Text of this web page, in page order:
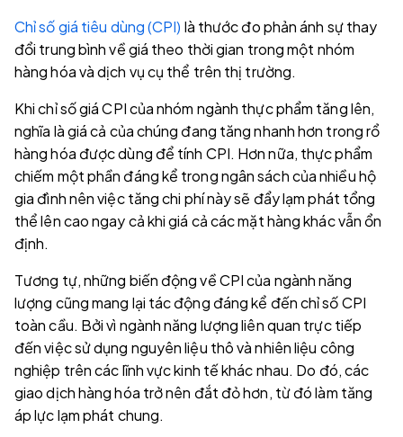
Chỉ số giá tiêu dùng (CPI) là thước đo phản ánh sự thay
đổi trung bình về giá theo thời gian trong một nhóm
hàng hóa và dịch vụ cụ thể trên thị trường.
Khi chỉ số giá CPI của nhóm ngành thực phẩm tăng lên,
nghĩa là giá cả của chúng đang tăng nhanh hơn trong rổ
hàng hóa được dùng để tính CPI. Hơn nữa, thực phẩm
chiếm một phần đáng kể trong ngân sách của nhiều hộ
gia đình nên việc tăng chi phí này sẽ đẩy lạm phát tổng
thể lên cao ngay cả khi giá cả các mặt hàng khác vẫn ổn
định.
Tương tự, những biến động về CPI của ngành năng
lượng cũng mang lại tác động đáng kể đến chỉ số CPI
toàn cầu. Bởi vì ngành năng lượng liên quan trực tiếp
đến việc sử dụng nguyên liệu thô và nhiên liệu công
nghiệp trên các lĩnh vực kinh tế khác nhau. Do đó, các
giao dịch hàng hóa trở nên đắt đỏ hơn, từ đó làm tăng
áp lực lạm phát chung.